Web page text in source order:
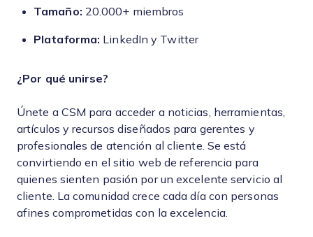
Tamaño: 20.000+ miembros
Plataforma: LinkedIn y Twitter
¿Por qué unirse?
Únete a CSM para acceder a noticias, herramientas,
artículos y recursos diseñados para gerentes y
profesionales de atención al cliente. Se está
convirtiendo en el sitio web de referencia para
quienes sienten pasión por un excelente servicio al
cliente. La comunidad crece cada día con personas
afines comprometidas con la excelencia.